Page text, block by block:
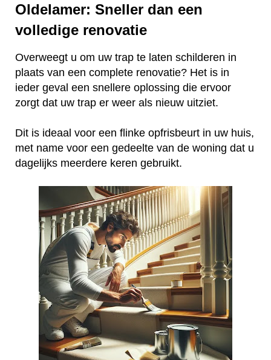
Oldelamer: Sneller dan een
volledige renovatie
Overweegt u om uw trap te laten schilderen in
plaats van een complete renovatie? Het is in
ieder geval een snellere oplossing die ervoor
zorgt dat uw trap er weer als nieuw uitziet.
Dit is ideaal voor een flinke opfrisbeurt in uw huis,
met name voor een gedeelte van de woning dat u
dagelijks meerdere keren gebruikt.